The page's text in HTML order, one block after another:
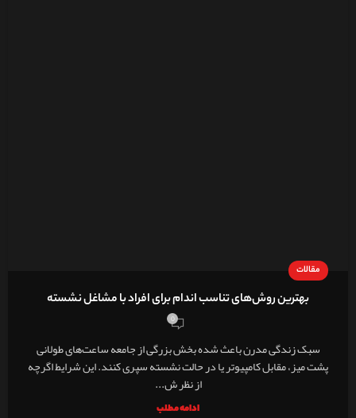
مقالات
بهترین روش‌های تناسب اندام برای افراد با مشاغل نشسته
0
سبک زندگی مدرن باعث شده بخش بزرگی از جامعه ساعت‌های طولانی
پشت میز، مقابل کامپیوتر یا در حالت نشسته سپری کنند. این شرایط اگرچه
از نظر ش...
ادامه مطلب